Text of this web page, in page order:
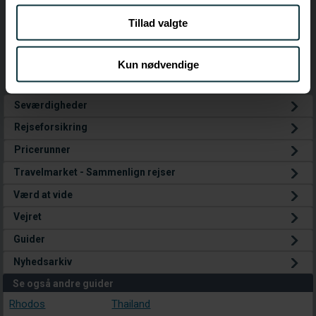
din brug af vores hjemmeside med vores partnere inden
for sociale medier, annonceringspartnere og
analysepartnere. Vores partnere kan kombinere disse
data med andre oplysninger, du har givet dem, eller som
de har indsamlet fra din brug af deres tjenester.
Tillad valgte
Kun nødvendige
Seværdigheder
Rejseforsikring
Pricerunner
Travelmarket - Sammenlign rejser
Værd at vide
Vejret
Guider
Nyhedsarkiv
Se også andre guider
Rhodos
Thailand